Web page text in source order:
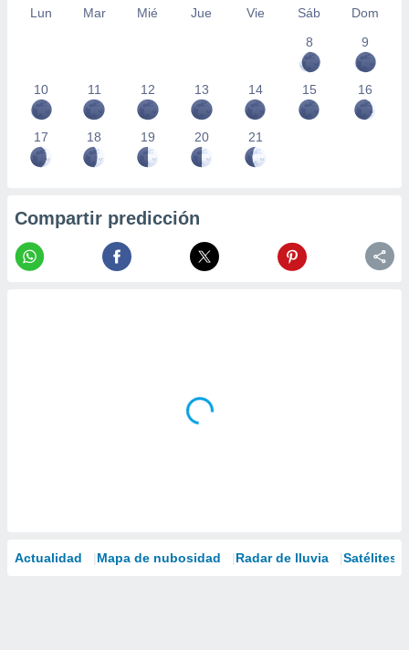
Lun Mar Mié Jue Vie Sáb
Dom
8
9
10 11 12 13 14 15 16
17 18 19 20 21
Compartir predicción
Actualidad Mapa de nubosidad Radar de lluvia Satélites